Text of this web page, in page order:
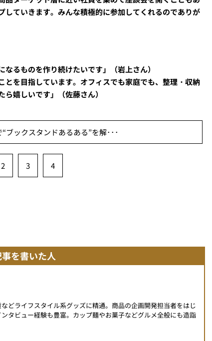
ていきます。みんな積極的に参加してくれるのでありが
るものを作り続けたいです」（岩上さん）
とを目指しています。オフィスでも家庭でも、整理・収納
嬉しいです」（佐藤さん）
ブックスタンドあるある”を解･･･
2 3 4
を書いた人
どライフスタイル系グッズに精通。商品の企画開発担当者をはじ
タビュー経験も豊富。カップ麺やお菓子などグルメ全般にも造詣